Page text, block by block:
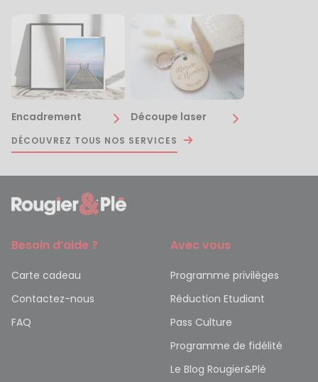
Encadrement Découpe laser
DÉCOUVREZ TOUS NOS SERVICES
Besoin d’aide ?
Carte cadeau
Contactez-nous
FAQ
Avec vous
Programme privilèges
Réduction Etudiant
Pass Culture
Programme de fidélité
Le Blog Rougier&Plé